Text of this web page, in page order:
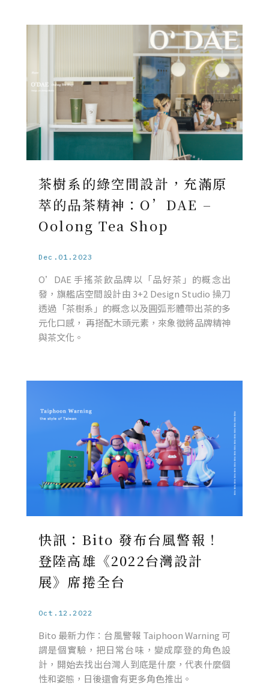
茶樹系的綠空間設計，充滿原
萃的品茶精神：O’DAE –
Oolong Tea Shop
Dec.01.2023
O’DAE 手搖茶飲品牌以「品好茶」的概念出
發，旗艦店空間設計由 3+2 Design Studio 操刀
透過「茶樹系」的概念以及圓弧形體帶出茶的多
元化口感， 再搭配木頭元素，來象徵將品牌精神
與茶文化。
快訊：Bito 發布台風警報！
登陸高雄《2022台灣設計
展》席捲全台
Oct.12.2022
Bito 最新力作：台風警報 Taiphoon Warning 可
謂是個實驗，把日常台味，變成摩登的角色設
計，開始去找出台灣人到底是什麼，代表什麼個
性和姿態，日後還會有更多角色推出。